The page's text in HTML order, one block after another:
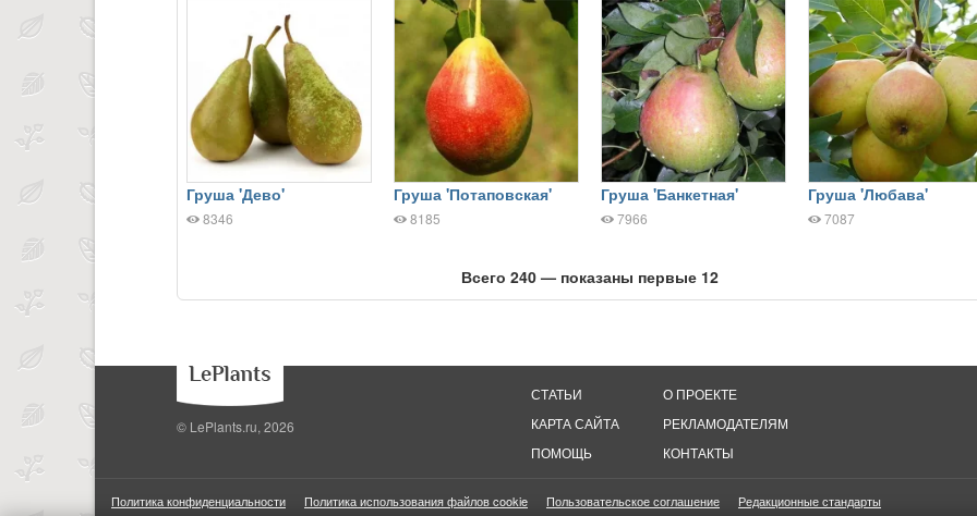
Груша 'Дево'
8346
Груша 'Потаповская'
8185
Груша 'Банкетная'
7966
Груша 'Любава'
7087
Всего 240 — показаны первые 12
© LePlants.ru, 2026
СТАТЬИ
КАРТА САЙТА
ПОМОЩЬ
О ПРОЕКТЕ
РЕКЛАМОДАТЕЛЯМ
КОНТАКТЫ
Политика конфиденциальности Политика использования файлов cookie Пользовательское соглашение Редакционные стандарты